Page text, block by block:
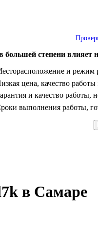
большей степени влияет
и режим
цена, качество
и качество работы,
выполнения работы,
в Самаре